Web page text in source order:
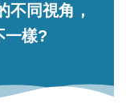
不同視角，
一樣?